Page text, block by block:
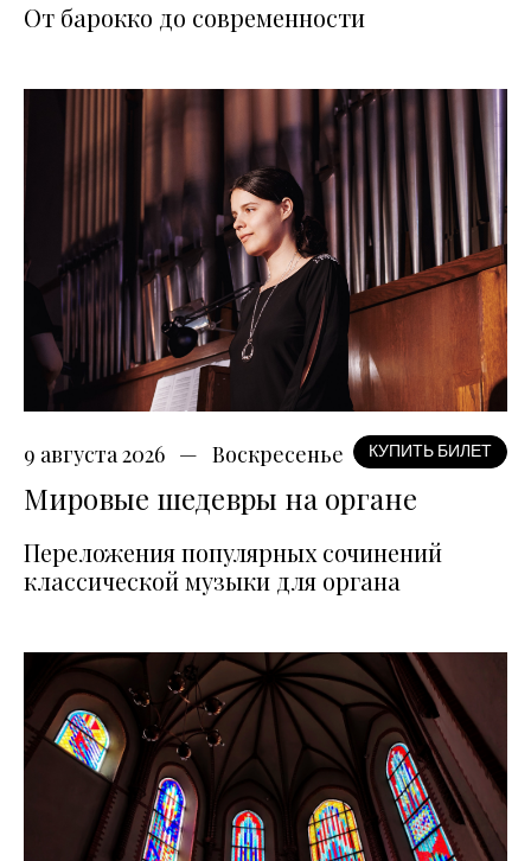
От барокко до современности
9 августа 2026 Воскресенье КУПИТЬ БИЛЕТ
Мировые шедевры на органе
Переложения популярных сочинений
классической музыки для органа